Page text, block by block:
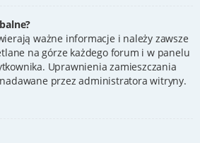
ważne informacje i należy zawsze
na górze każdego forum i w panelu
Uprawnienia zamieszczania
przez administratora witryny.